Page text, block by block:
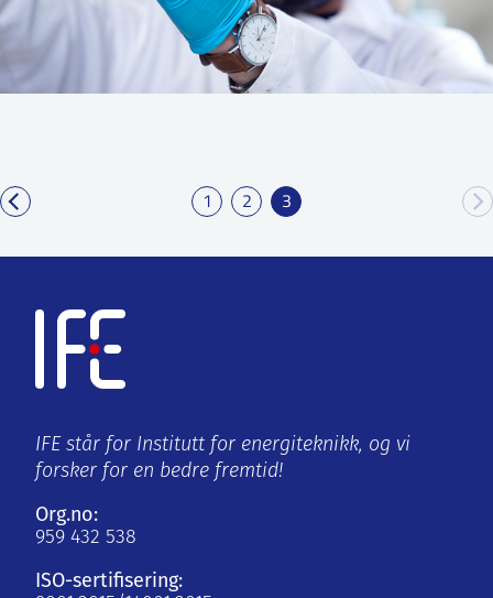
1 2 3
IFE står for Institutt for energiteknikk, og vi
forsker for en bedre fremtid!
Org.no:
959 432 538
ISO-sertifisering: